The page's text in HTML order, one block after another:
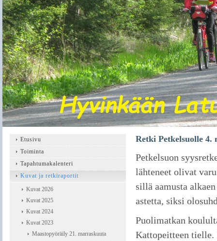
Retki Petkelsuolle 4.
Petkelsuon
lähteneet olivat
sillä aamusta
astetta, siksi
Puolimatkan
Kattopeitteen tielle.
Etusivu
Toiminta
Tapahtumakalenteri
Kuvat ja retkiraportit
Kuvat 2026
Kuvat 2025
Kuvat 2024
Kuvat 2023
Maastopyöräily 21. marraskuuta